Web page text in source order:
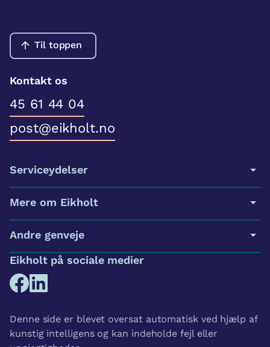
Til toppen
Kontakt os
45 61 44 04
post@eikholt.no
Serviceydelser
Mere om Eikholt
Andre genveje
Eikholt på sociale medier
Denne side er blevet oversat automatisk ved hjælp af
kunstig intelligens og kan indeholde fejl eller